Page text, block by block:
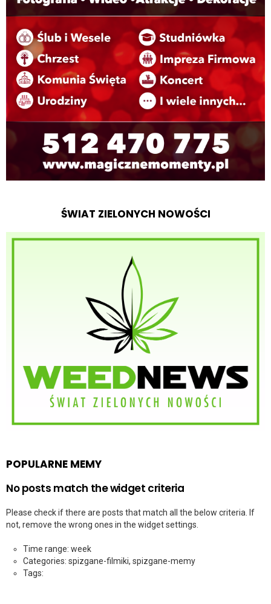
ŚWIAT ZIELONYCH NOWOŚCI
POPULARNE MEMY
No posts match the widget criteria
Please check if there are posts that match all the below criteria. If
not, remove the wrong ones in the widget settings.
Time range: week
Categories: spizgane-filmiki, spizgane-memy
Tags: